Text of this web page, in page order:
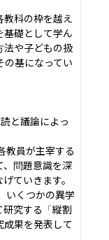
教科の枠を越え
基礎として学ん
法や子どもの扱
の基になってい
と議論によっ
員が主宰する
、問題意識を深
ていきます。
くつかの異学
究する「縦割
成果を発表して